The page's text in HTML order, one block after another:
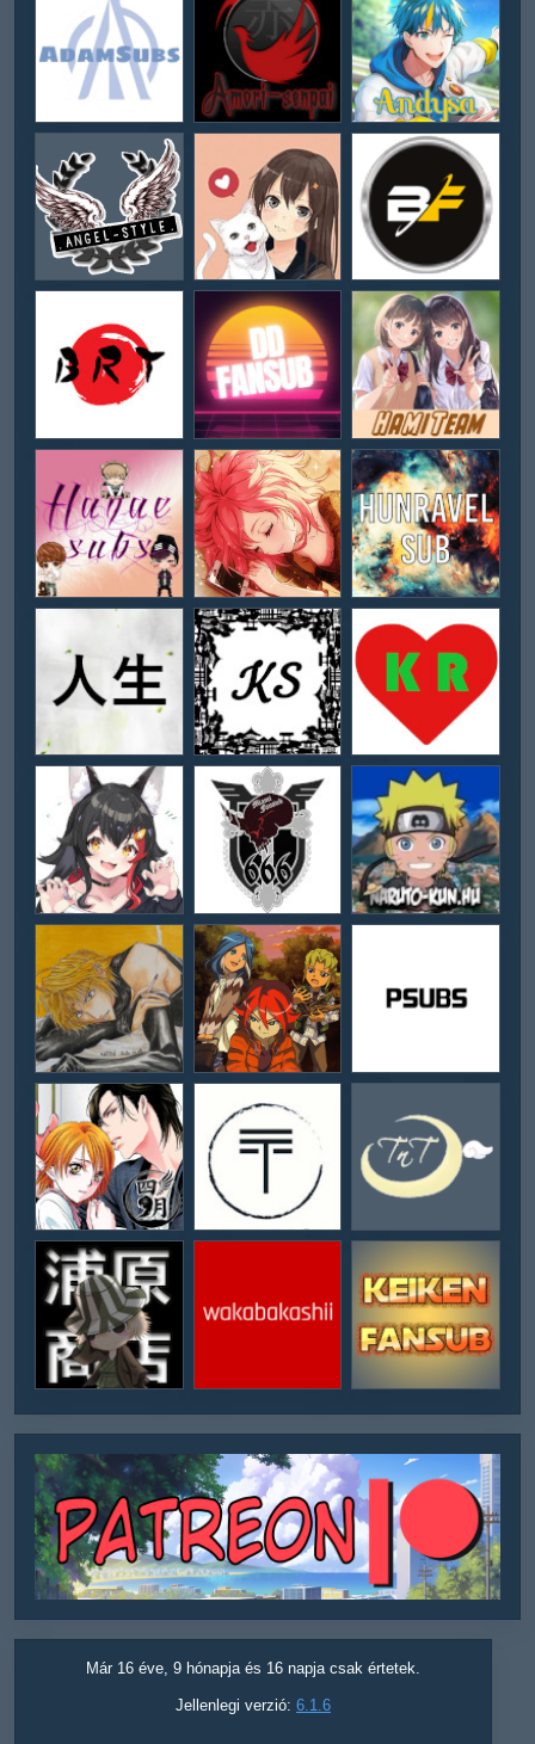
Már 16 éve, 9 hónapja és 16 napja csak értetek.
Jellenlegi verzió: 6.1.6